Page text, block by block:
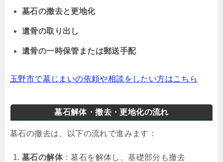
墓石の撤去と更地化
遺骨の取り出し
遺骨の一時保管または郵送手配
玉野市で墓じまいの依頼や相談をしたい方はこちら
墓石解体・撤去・更地化の流れ
墓石の撤去は、以下の流れで進みます：
墓石の解体：墓石を解体し、基礎部分も撤去